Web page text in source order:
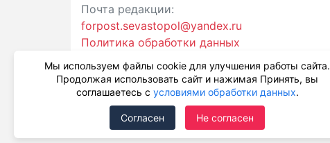
Почта редакции:
forpost.sevastopol@yandex.ru
Политика обработки данных
Мы используем файлы cookie для улучшения работы сайта.
Продолжая использовать сайт и нажимая Принять, вы
соглашаетесь с условиями обработки данных.
Согласен Не согласен